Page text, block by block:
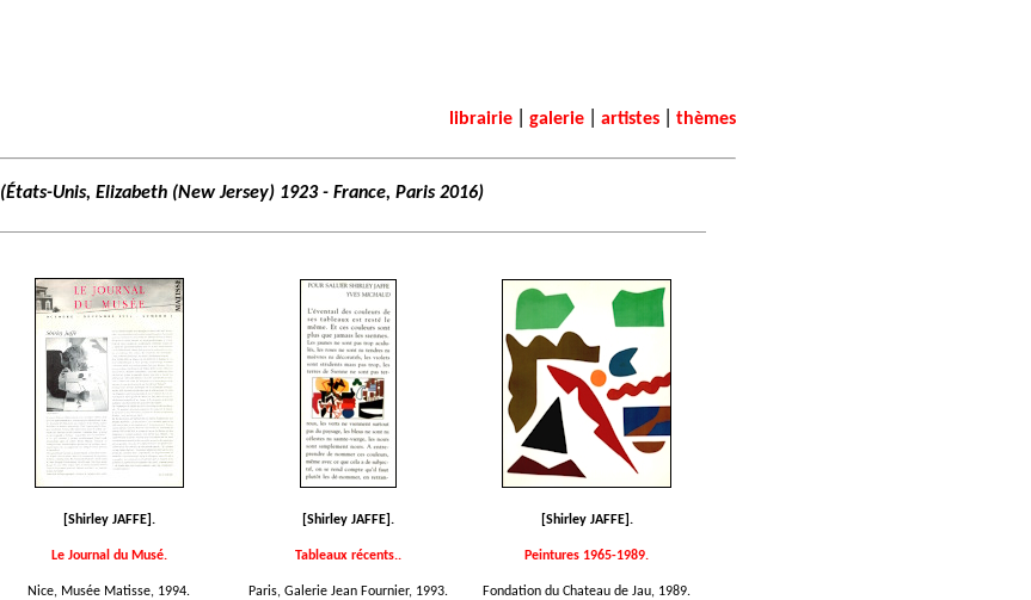
librairie galerie artistes thèmes
(États-Unis, Elizabeth (New Jersey) 1923 - France, Paris 2016)
[Shirley JAFFE].
Le Journal du Musé.
Nice, Musée Matisse, 1994.
[Shirley JAFFE].
Tableaux récents..
Paris, Galerie Jean Fournier, 1993.
[Shirley JAFFE].
Peintures 1965-1989.
Fondation du Chateau de Jau, 1989.